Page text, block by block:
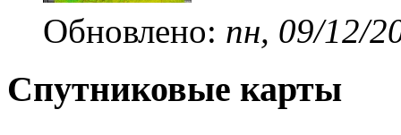
Обновлено: пн, 09/12/
Спутниковые карты